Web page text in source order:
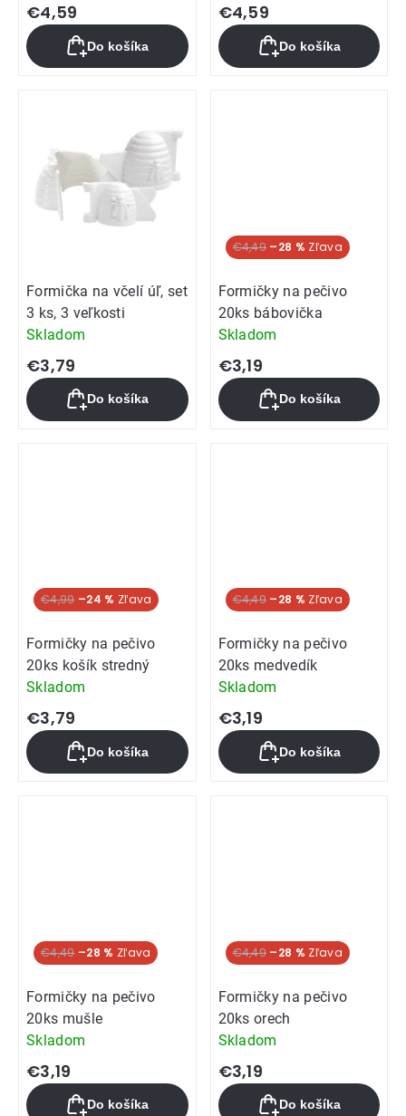
€4,59
Do košíka
€4,59
Do košíka
Formička na včelí úľ, set
3 ks, 3 veľkosti
Skladom
€3,79
Do košíka
€4,49 –28 %
Formičky na pečivo
20ks bábovička
Skladom
€3,19
Do košíka
€4,99 –24 %
Formičky na pečivo
20ks košík stredný
Skladom
€3,79
Do košíka
€4,49 –28 %
Formičky na pečivo
20ks medvedík
Skladom
€3,19
Do košíka
€4,49 –28 %
Formičky na pečivo
20ks mušle
Skladom
€3,19
Do košíka
€4,49 –28 %
Formičky na pečivo
20ks orech
Skladom
€3,19
Do košíka